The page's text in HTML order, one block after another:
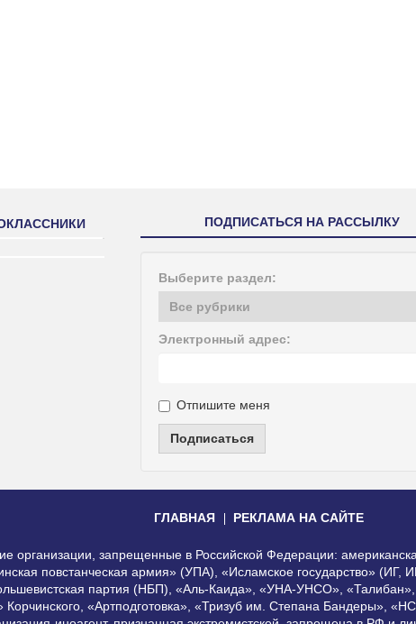
ПОДПИСАТЬСЯ НА РАССЫЛКУ
Выберите раздел:
Электронный адрес:
Отпишите меня
Подписаться
ГЛАВНАЯ РЕКЛАМА НА САЙТЕ
организации, запрещенные в Российской Федерации:
повстанческая армия» (УПА), «Исламское государство»
партия (НБП), «Аль-Каида», «УНА-УНСО», «Талибан»,
Корчинского, «Артподготовка», «Тризуб им. Степана Бандеры»,